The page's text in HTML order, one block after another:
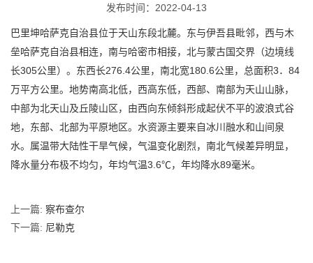
发布时间：2022-04-13
巴里坤哈萨克自治县位于天山东段北麓。东与伊吾县毗邻，西与木
垒哈萨克自治县相连，南与哈密市相接，北与蒙古国交界（边境线
长305公里）。东西长276.4公里，南北宽180.6公里，总面积3．84
万平方公里。地势南高北低，西高东低，西部、南部为天山山脉，
中部为北天山及丘陵山区，由西向东倾斜形成起伏不平的波浪式谷
地，东部、北部为平原地区。水资源主要来自冰川融水和山间泉
水。属温带大陆性干旱气候，气温变化剧烈，南北气候差异明显，
降水量分布极不均匀，年均气温3.6℃，年均降水89毫米。
上一篇: 察布查尔
下一篇: 尼勒克